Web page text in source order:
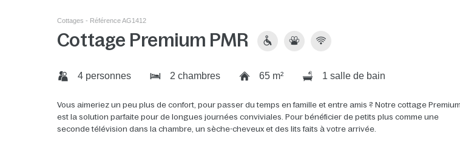
Cottages - Référence AG1412
Cottage Premium PMR
4 personnes 2 chambres 65 m² 1 salle de bain
Vous aimeriez un peu plus de confort, pour passer du temps en famille et entre amis ? Notre cottage Premium
est la solution parfaite pour de longues journées conviviales. Pour bénéficier de petits plus comme une
seconde télévision dans la chambre, un sèche-cheveux et des lits faits à votre arrivée.